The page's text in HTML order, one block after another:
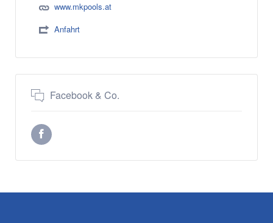
www.mkpools.at
Anfahrt
Facebook & Co.